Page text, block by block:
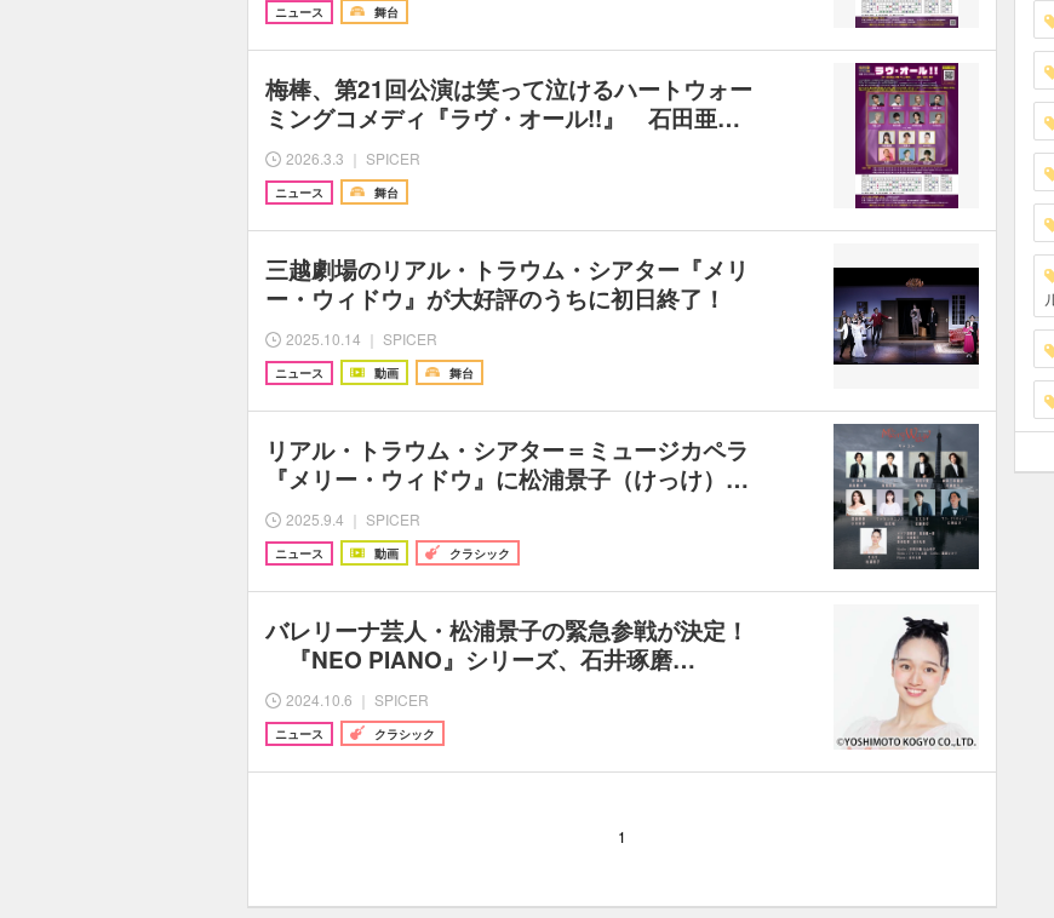
ニュース 舞台
梅棒、第21回公演は笑って泣けるハートウォー
ミングコメディ『ラヴ・オール!!』 石田亜…
2026.3.3 ｜ SPICER
ニュース 舞台
三越劇場のリアル・トラウム・シアター『メリ
ー・ウィドウ』が大好評のうちに初日終了！
2025.10.14 ｜ SPICER
ニュース 動画 舞台
リアル・トラウム・シアター＝ミュージカペラ
『メリー・ウィドウ』に松浦景子（けっけ）…
2025.9.4 ｜ SPICER
ニュース 動画 クラシック
バレリーナ芸人・松浦景子の緊急参戦が決定！
『NEO PIANO』シリーズ、石井琢磨…
2024.10.6 ｜ SPICER
ニュース クラシック
1